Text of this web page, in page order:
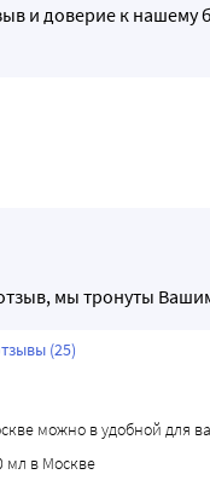
и доверие к нашему
мы тронуты
(25)
можно в удобной для
мл в Москве